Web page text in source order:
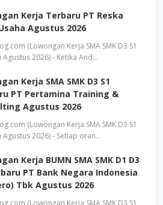
Kerja Terbaru PT Reska
Agustus 2026
(Lowongan Kerja SMA SMK D3 S1
2026) - Ketika And…
Kerja SMA SMK D3 S1
PT Pertamina Training &
Agustus 2026
(Lowongan Kerja SMA SMK D3 S1
2026) - Setiap oran…
Kerja BUMN SMA SMK D1 D3
PT Bank Negara Indonesia
Tbk Agustus 2026
(Lowongan Kerja SMA SMK D3 S1